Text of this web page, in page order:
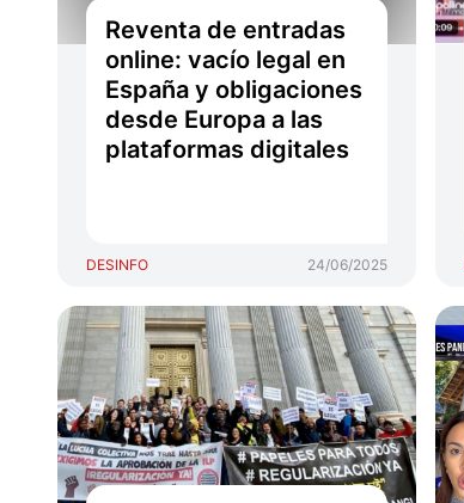
Reventa de entradas
online: vacío legal en
España y obligaciones
desde Europa a las
plataformas digitales
DESINFO 24/06/2025